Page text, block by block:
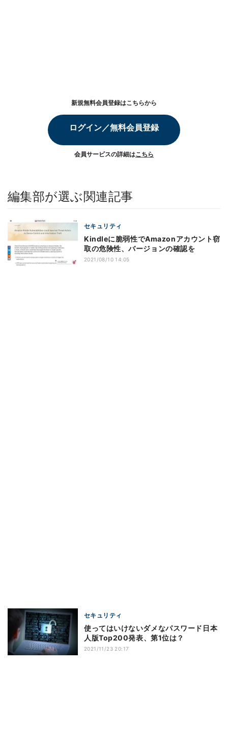
新規無料会員登録はこちらから
ログイン／無料会員登録
会員サービスの詳細はこちら
編集部が選ぶ関連記事
セキュリティ
Kindleに脆弱性でAmazonアカウント窃
取の危険性、バージョンの確認を
2021/08/10 14:05
セキュリティ
使ってはいけないダメなパスワード日本
人版Top200発表、第1位は？
2021/11/23 20:17